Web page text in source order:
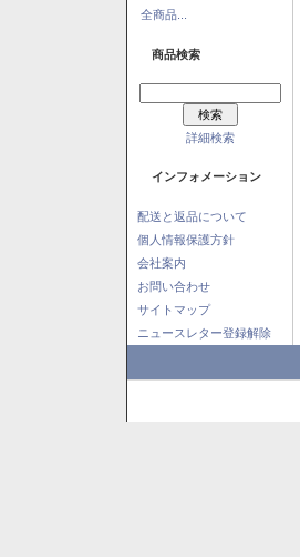
全商品...
商品検索
詳細検索
インフォメーション
配送と返品について
個人情報保護方針
会社案内
お問い合わせ
サイトマップ
ニュースレター登録解除